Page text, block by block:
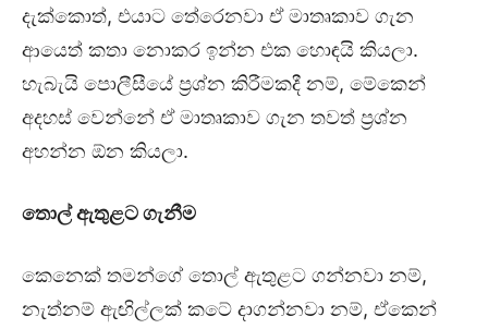
දැක්කොත්, එයාට තේරෙනවා ඒ මාතෘකාව ගැන
ආයෙත් කතා නොකර ඉන්න එක හොඳයි කියලා.
හැබැයි පොලීසීයේ ප්‍රශ්න කිරීමකදී නම්, මේකෙන්
අදහස් වෙන්නේ ඒ මාතෘකාව ගැන තවත් ප්‍රශ්න
අහන්න ඕන කියලා.
තොල් ඇතුළට ගැනීම
කෙනෙක් තමන්ගේ තොල් ඇතුළට ගන්නවා නම්,
නැත්නම් ඇඟිල්ලක් කටේ දාගන්නවා නම්, ඒකෙන්